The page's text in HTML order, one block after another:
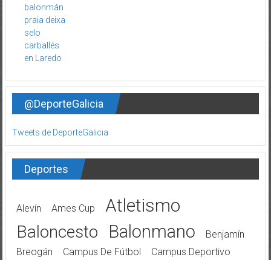
@DeporteGalicia
Tweets de DeporteGalicia
Deportes
Alevín Ames Cup Atletismo
Baloncesto Balonmano
Benjamín
Breogán
Campus De Fútbol
Campus Deportivo